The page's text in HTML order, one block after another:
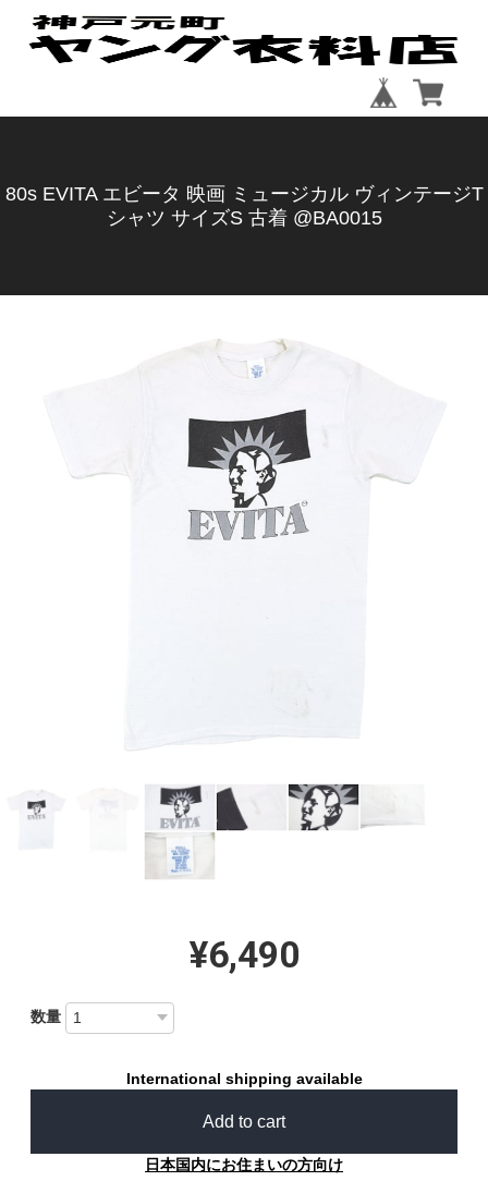
80s EVITA エビータ 映画 ミュージカル ヴィンテージT
シャツ サイズS 古着 @BA0015
¥6,490
数量
International shipping available
Add to cart
日本国内にお住まいの方向け